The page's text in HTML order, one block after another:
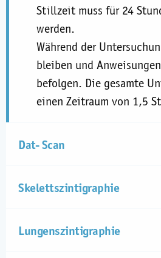
Stillzeit muss für 24
werden.
Während der
bleiben und
befolgen. Die gesamte
einen Zeitraum von 1,5
Dat- Scan
Skelettszintigraphie
Lungenszintigraphie